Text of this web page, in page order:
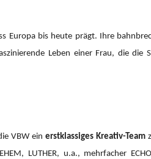
Europa bis heute prägt. Ihre
Leben einer Frau, die
VBW ein erstklassiges Kreativ-Team
LUTHER, u.a., mehrfacher